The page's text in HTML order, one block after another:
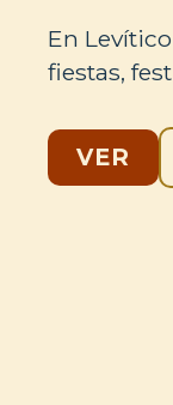
En
fiestas,
VER